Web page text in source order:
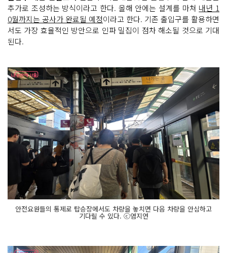
추가로 조성하는 방식이라고 한다. 올해 안에는 설계를 마쳐 내년 1
0월까지는 공사가 완료될 예정이라고 한다. 기존 출입구를 활용하면
서도 가장 효율적인 방안으로 인파 밀집이 점차 해소될 것으로 기대
된다.
안전요원들의 통제로 탑승장에서도 차량을 놓치면 다음 차량을 안심하고
기다릴 수 있다. ⓒ염지연